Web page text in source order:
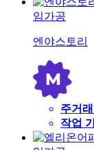
임가공
엔야스토리
주거래
작업